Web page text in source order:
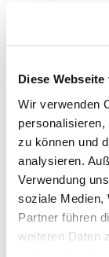
Diese
Wir verwenden
zu können und
analysieren.
Verwendung
soziale Medien,
Partner führen
weiteren Daten